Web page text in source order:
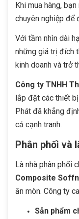
Khi mua hàng,
chuyên nghiệp để
Với tầm nhìn dài
những giá trị đích
kinh doanh và trở
Công ty TNHH
lắp đặt các thiết
Phát đã khẳng
cả cạnh tranh.
Phân phối và
Là nhà phân phối
Composite
ăn mòn. Công ty
Sản phẩm